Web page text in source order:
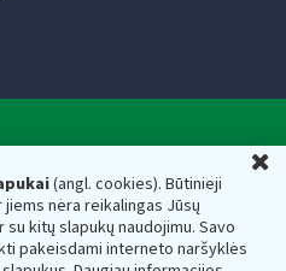
(angl. cookies). Būtinieji
nėra reikalingas Jūsų
kitų slapukų naudojimu. Savo
pakeisdami interneto naršyklės
kodas — 188659752,
Vilnius, Lietuva, el.paštas:
adresas 188659752